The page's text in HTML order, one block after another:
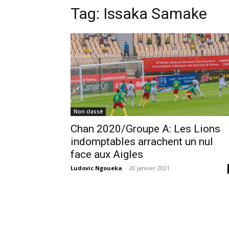
Tag: Issaka Samake
Non classé
Chan 2020/Groupe A: Les Lions
indomptables arrachent un nul
face aux Aigles
Ludovic Ngoueka - 20 janvier 2021